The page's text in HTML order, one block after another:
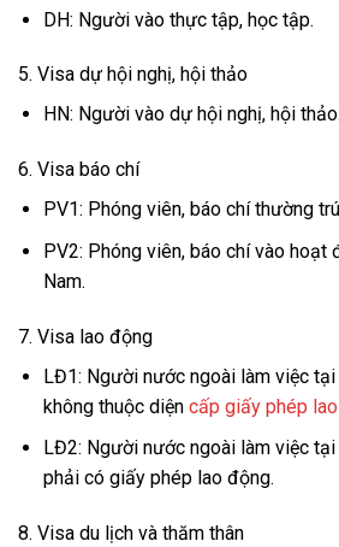
DH: Người vào thực tập, học tập.
5. Visa dự hội nghị, hội thảo
HN: Người vào dự hội nghị, hội thảo.
6. Visa báo chí
PV1: Phóng viên, báo chí thường
PV2: Phóng viên, báo chí vào hoạt
Nam.
7. Visa lao động
LĐ1: Người nước ngoài làm việc tại
không thuộc diện cấp giấy phép
LĐ2: Người nước ngoài làm việc
phải có giấy phép lao động.
8. Visa du lịch và thăm thân